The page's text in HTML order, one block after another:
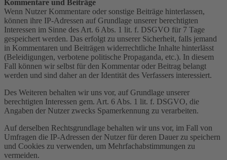
Kommentare und Beiträge
Wenn Nutzer Kommentare oder sonstige Beiträge hinterlassen,
können ihre IP-Adressen auf Grundlage unserer berechtigten
Interessen im Sinne des Art. 6 Abs. 1 lit. f. DSGVO für 7 Tage
gespeichert werden. Das erfolgt zu unserer Sicherheit, falls jemand
in Kommentaren und Beiträgen widerrechtliche Inhalte hinterlässt
(Beleidigungen, verbotene politische Propaganda, etc.). In diesem
Fall können wir selbst für den Kommentar oder Beitrag belangt
werden und sind daher an der Identität des Verfassers interessiert.
Des Weiteren behalten wir uns vor, auf Grundlage unserer
berechtigten Interessen gem. Art. 6 Abs. 1 lit. f. DSGVO, die
Angaben der Nutzer zwecks Spamerkennung zu verarbeiten.
Auf derselben Rechtsgrundlage behalten wir uns vor, im Fall von
Umfragen die IP-Adressen der Nutzer für deren Dauer zu speichern
und Cookies zu verwenden, um Mehrfachabstimmungen zu
vermeiden.